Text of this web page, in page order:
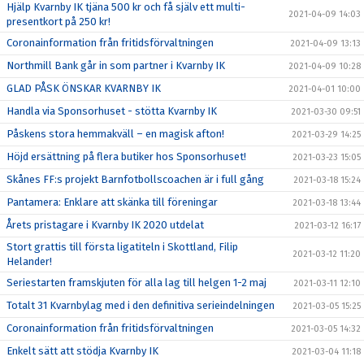
Hjälp Kvarnby IK tjäna 500 kr och få själv ett multi-
presentkort på 250 kr!
2021-04-09 14:03
Coronainformation från fritidsförvaltningen 2021-04-09 13:13
Northmill Bank går in som partner i Kvarnby IK 2021-04-09 10:28
GLAD PÅSK ÖNSKAR KVARNBY IK 2021-04-01 10:00
Handla via Sponsorhuset - stötta Kvarnby IK 2021-03-30 09:51
Påskens stora hemmakväll – en magisk afton! 2021-03-29 14:25
Höjd ersättning på flera butiker hos Sponsorhuset! 2021-03-23 15:05
Skånes FF:s projekt Barnfotbollscoachen är i full gång 2021-03-18 15:24
Pantamera: Enklare att skänka till föreningar 2021-03-18 13:44
Årets pristagare i Kvarnby IK 2020 utdelat 2021-03-12 16:17
Stort grattis till första ligatiteln i Skottland, Filip
Helander!
2021-03-12 11:20
Seriestarten framskjuten för alla lag till helgen 1-2 maj 2021-03-11 12:10
Totalt 31 Kvarnbylag med i den definitiva serieindelningen 2021-03-05 15:25
Coronainformation från fritidsförvaltningen 2021-03-05 14:32
Enkelt sätt att stödja Kvarnby IK 2021-03-04 11:18